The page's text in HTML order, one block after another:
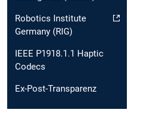
Robotics Institute
Germany (RIG)
IEEE P1918.1.1 Haptic
Codecs
Ex-Post-Transparenz